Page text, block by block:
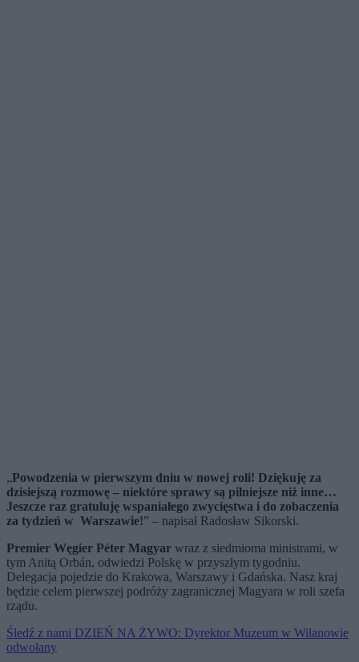
„Powodzenia w pierwszym dniu w nowej roli! Dziękuję za
dzisiejszą rozmowę – niektóre sprawy są pilniejsze niż inne…
Jeszcze raz gratuluję wspaniałego zwycięstwa i do zobaczenia
za tydzień w Warszawie!” – napisał Radosław Sikorski.
Premier Węgier Péter Magyar wraz z siedmioma ministrami, w
tym Anitą Orbán, odwiedzi Polskę w przyszłym tygodniu.
Delegacja pojedzie do Krakowa, Warszawy i Gdańska. Nasz kraj
będzie celem pierwszej podróży zagranicznej Magyara w roli szefa
rządu.
Śledź z nami DZIEŃ NA ŻYWO: Dyrektor Muzeum w Wilanowie
odwołany